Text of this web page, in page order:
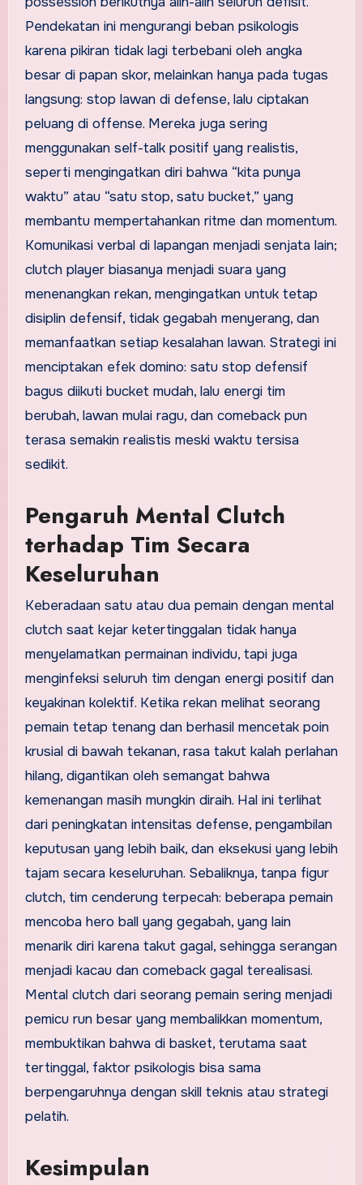
Pendekatan ini mengurangi beban psikologis
karena pikiran tidak lagi terbebani oleh angka
besar di papan skor, melainkan hanya pada tugas
langsung: stop lawan di defense, lalu ciptakan
peluang di offense. Mereka juga sering
menggunakan self-talk positif yang realistis,
seperti mengingatkan diri bahwa “kita punya
waktu” atau “satu stop, satu bucket,” yang
membantu mempertahankan ritme dan momentum.
Komunikasi verbal di lapangan menjadi senjata lain;
clutch player biasanya menjadi suara yang
menenangkan rekan, mengingatkan untuk tetap
disiplin defensif, tidak gegabah menyerang, dan
memanfaatkan setiap kesalahan lawan. Strategi ini
menciptakan efek domino: satu stop defensif
bagus diikuti bucket mudah, lalu energi tim
berubah, lawan mulai ragu, dan comeback pun
terasa semakin realistis meski waktu tersisa
sedikit.
Pengaruh Mental Clutch
terhadap Tim Secara
Keseluruhan
Keberadaan satu atau dua pemain dengan mental
clutch saat kejar ketertinggalan tidak hanya
menyelamatkan permainan individu, tapi juga
menginfeksi seluruh tim dengan energi positif dan
keyakinan kolektif. Ketika rekan melihat seorang
pemain tetap tenang dan berhasil mencetak poin
krusial di bawah tekanan, rasa takut kalah perlahan
hilang, digantikan oleh semangat bahwa
kemenangan masih mungkin diraih. Hal ini terlihat
dari peningkatan intensitas defense, pengambilan
keputusan yang lebih baik, dan eksekusi yang lebih
tajam secara keseluruhan. Sebaliknya, tanpa figur
clutch, tim cenderung terpecah: beberapa pemain
mencoba hero ball yang gegabah, yang lain
menarik diri karena takut gagal, sehingga serangan
menjadi kacau dan comeback gagal terealisasi.
Mental clutch dari seorang pemain sering menjadi
pemicu run besar yang membalikkan momentum,
membuktikan bahwa di basket, terutama saat
tertinggal, faktor psikologis bisa sama
berpengaruhnya dengan skill teknis atau strategi
pelatih.
Kesimpulan